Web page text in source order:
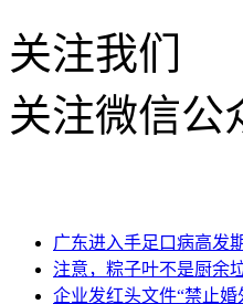
关注我们
关注微信公
广东进入手足口病高发
注意，粽子叶不是厨
企业发红头文件“禁止